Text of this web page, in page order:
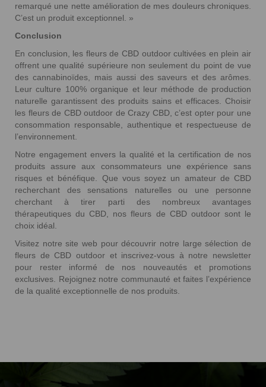
remarqué une nette amélioration de mes douleurs chroniques.
C’est un produit exceptionnel. »
Conclusion
En conclusion, les fleurs de CBD outdoor cultivées en plein air
offrent une qualité supérieure non seulement du point de vue
des cannabinoïdes, mais aussi des saveurs et des arômes.
Leur culture 100% organique et leur méthode de production
naturelle garantissent des produits sains et efficaces. Choisir
les fleurs de CBD outdoor de Crazy CBD, c’est opter pour une
consommation responsable, authentique et respectueuse de
l’environnement.
Notre engagement envers la qualité et la certification de nos
produits assure aux consommateurs une expérience sans
risques et bénéfique. Que vous soyez un amateur de CBD
recherchant des sensations naturelles ou une personne
cherchant à tirer parti des nombreux avantages
thérapeutiques du CBD, nos fleurs de CBD outdoor sont le
choix idéal.
Visitez notre site web pour découvrir notre large sélection de
fleurs de CBD outdoor et inscrivez-vous à notre newsletter
pour rester informé de nos nouveautés et promotions
exclusives. Rejoignez notre communauté et faites l’expérience
de la qualité exceptionnelle de nos produits.